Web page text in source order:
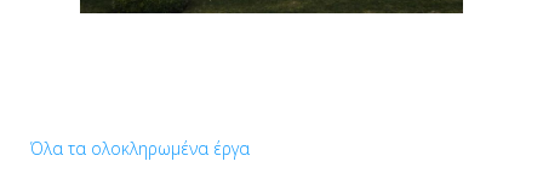
Όλα τα ολοκληρωμένα έργα